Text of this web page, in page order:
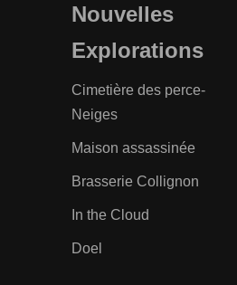
Nouvelles
Explorations
Cimetière des perce-
Neiges
Maison assassinée
Brasserie Collignon
In the Cloud
Doel